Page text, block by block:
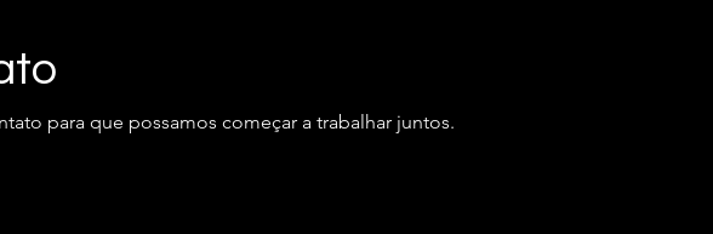
para que possamos começar a trabalhar juntos.